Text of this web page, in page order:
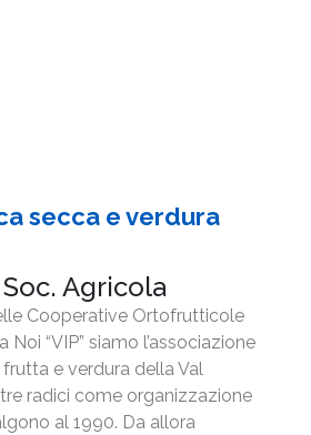
secca e verdura
Agricola
Cooperative Ortofrutticole
Noi “VIP” siamo l’associazione
e verdura della Val
radici come organizzazione
al 1990. Da allora